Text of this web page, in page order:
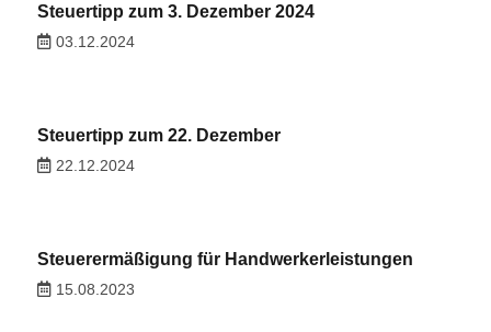
Steuertipp zum 3. Dezember 2024
03.12.2024
Steuertipp zum 22. Dezember
22.12.2024
Steuerermäßigung für Handwerkerleistungen
15.08.2023